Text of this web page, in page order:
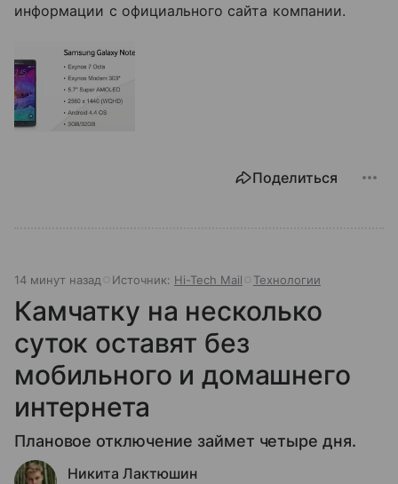
информации с официального сайта компании.
Поделиться
14 минут назад Источник: Hi-Tech Mail Технологии
Камчатку на несколько
суток оставят без
мобильного и домашнего
интернета
Плановое отключение займет четыре дня.
Никита Лактюшин